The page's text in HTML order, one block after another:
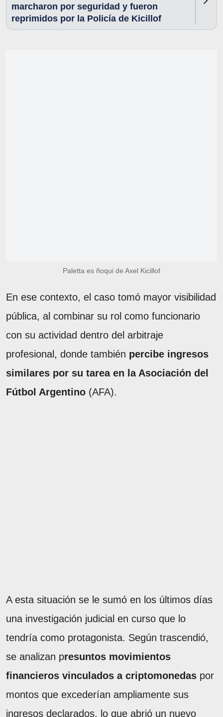
marcharon por seguridad y fueron
reprimidos por la Policía de Kicillof
Paletta es ñoqui de Axel Kicillof
En ese contexto, el caso tomó mayor visibilidad
pública, al combinar su rol como funcionario
con su actividad dentro del arbitraje
profesional, donde también percibe ingresos
similares por su tarea en la Asociación del
Fútbol Argentino (AFA).
A esta situación se le sumó en los últimos días
una investigación judicial en curso que lo
tendría como protagonista. Según trascendió,
se analizan presuntos movimientos
financieros vinculados a criptomonedas por
montos que excederían ampliamente sus
ingresos declarados, lo que abrió un nuevo